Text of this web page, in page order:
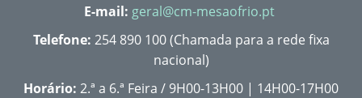
E-mail: geral@cm-mesaofrio.pt
Telefone: 254 890 100 (Chamada para a rede fixa
nacional)
Horário: 2.ª a 6.ª Feira / 9H00-13H00 | 14H00-17H00